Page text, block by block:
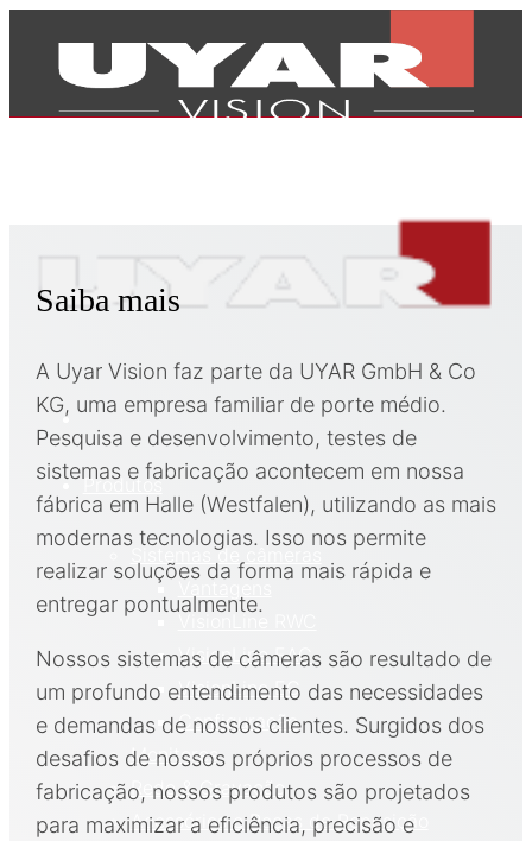
Produtos
Sistemas de câmeras
VisionLine EAC
VisionLine EC
Configuração
Monitores
Rede & Gravação
Acessórios e Peças de Reposição
Saiba mais
A Uyar Vision faz parte da UYAR GmbH & Co
KG, uma empresa familiar de porte médio.
Pesquisa e desenvolvimento, testes de
sistemas e fabricação acontecem em nossa
fábrica em Halle (Westfalen), utilizando as mais
modernas tecnologias. Isso nos permite
realizar soluções da forma mais rápida e
entregar pontualmente.
Nossos sistemas de câmeras são resultado de
um profundo entendimento das necessidades
e demandas de nossos clientes. Surgidos dos
desafios de nossos próprios processos de
fabricação, nossos produtos são projetados
para maximizar a eficiência, precisão e